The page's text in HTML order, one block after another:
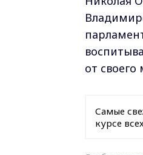
от
Самые
курсе